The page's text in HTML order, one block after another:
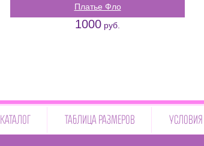
Платье Фло
1000 руб.
КАТАЛОГ ТАБЛИЦА РАЗМЕРОВ